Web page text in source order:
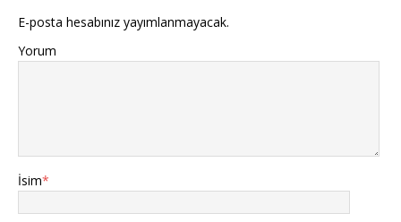
E-posta hesabınız yayımlanmayacak.
Yorum
İsim*